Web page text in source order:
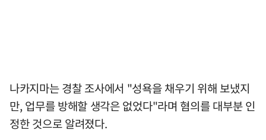
나카지마는 경찰 조사에서 "성욕을 채우기 위해 보냈지
만, 업무를 방해할 생각은 없었다"라며 혐의를 대부분 인
정한 것으로 알려졌다.